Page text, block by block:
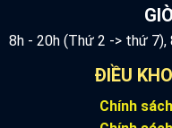
8h - 20h (Thứ 2 -> thứ 7),
ĐIỀU
Chính